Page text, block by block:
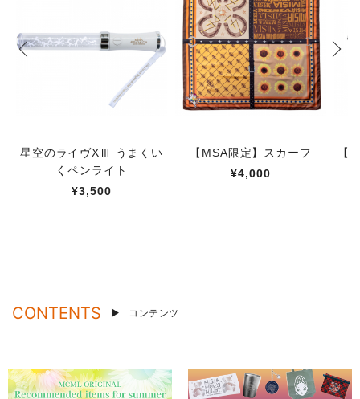
星空のライヴXⅢ うまくい
くペンライト
¥3,500
【MSA限定】スカーフ
¥4,000
【
CONTENTS コンテンツ